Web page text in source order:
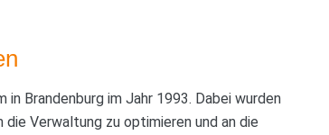
Brandenburg im Jahr 1993. Dabei wurden
Verwaltung zu optimieren und an die